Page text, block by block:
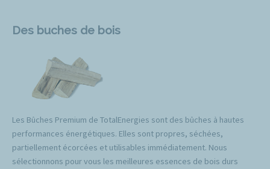
Des buches de bois
Les Bûches Premium de TotalEnergies sont des bûches à hautes
performances énergétiques. Elles sont propres, séchées,
partiellement écorcées et utilisables immédiatement. Nous
sélectionnons pour vous les meilleures essences de bois durs